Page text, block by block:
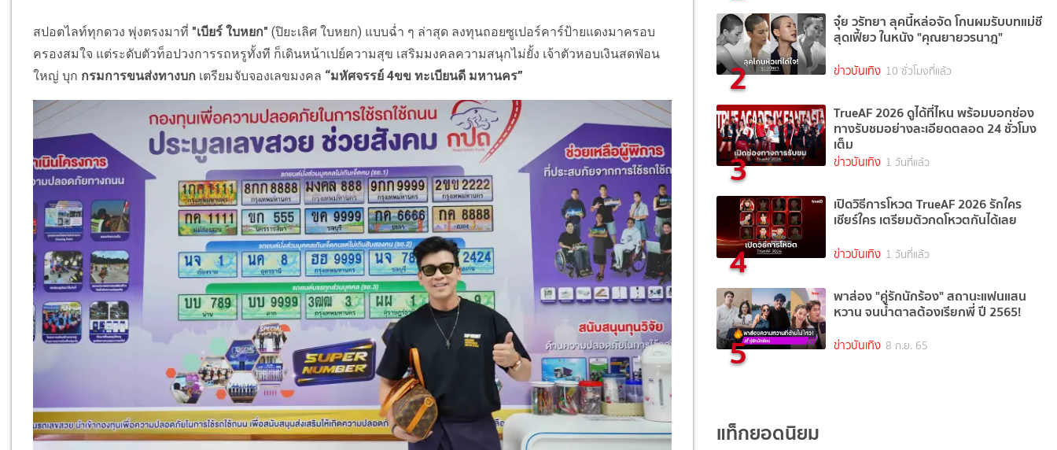
สปอตไลท์ทุกดวง พุ่งตรงมาที่ "เบียร์ ใบหยก" (ปิยะเลิศ ใบหยก) แบบฉ่ำ ๆ ล่าสุด ลงทุนถอยซูเปอร์คาร์ป้ายแดงมาครอบ
ครองสมใจ แต่ระดับตัวท็อปวงการรถหรูทั้งที ก็เดินหน้าเปย์ความสุข เสริมมงคลความสนุกไม่ยั้ง เจ้าตัวหอบเงินสดฟ่อน
ใหญ่ บุก กรมการขนส่งทางบก เตรียมจับจองเลขมงคล “มหัศจรรย์ 4ขข ทะเบียนดี มหานคร” 2
จุ๋ย วรัทยา ลุคนี้หล่อจัด โกนผมรับบทแม่ชี
สุดเฟี้ยว ในหนัง "คุณยายวรนาฎ"
ข่าวบันเทิง 10 ชั่วโมงที่แล้ว
3
TrueAF 2026 ดูได้ที่ไหน พร้อมบอกช่อง
ทางรับชมอย่างละเอียดตลอด 24 ชั่วโมง
เต็ม
ข่าวบันเทิง 1 วันที่แล้ว
4
เปิดวิธีการโหวต TrueAF 2026 รักใคร
เชียร์ใคร เตรียมตัวกดโหวตกันได้เลย
ข่าวบันเทิง 1 วันที่แล้ว
5
พาส่อง "คู่รักนักร้อง" สถานะแฟนแสน
หวาน จนน้ำตาลต้องเรียกพี่ ปี 2565!
ข่าวบันเทิง 8 ก.ย. 65
แท็กยอดนิยม